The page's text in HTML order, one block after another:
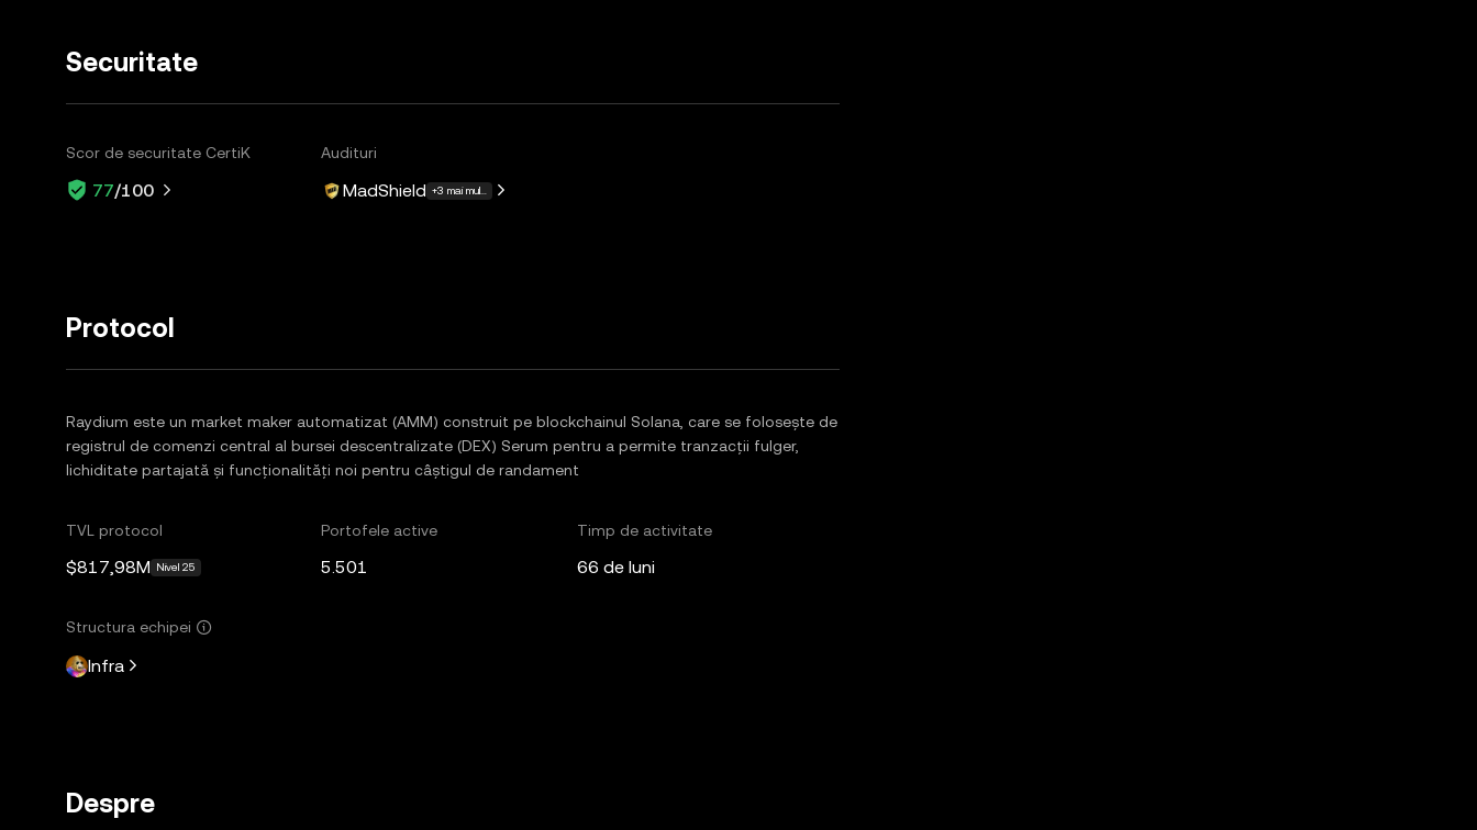
Securitate
Scor de securitate CertiK
77/100
Audituri
MadShield +3 mai multe
Protocol
Raydium este un market maker automatizat (AMM) construit pe blockchainul Solana, care se folosește de
registrul de comenzi central al bursei descentralizate (DEX) Serum pentru a permite tranzacții fulger,
lichiditate partajată și funcționalități noi pentru câștigul de randament
TVL protocol
$817,98M Nivel 25
Portofele active
5.501
Timp de activitate
66 de luni
Structura echipei
Infra
Despre